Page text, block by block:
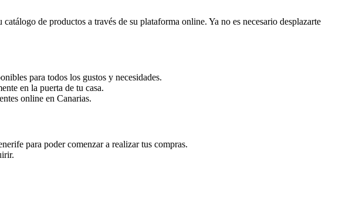
de productos a través de su plataforma online. Ya no es necesario desplazarte
para todos los gustos y necesidades.
en la puerta de tu casa.
online en Canarias.
para poder comenzar a realizar tus compras.